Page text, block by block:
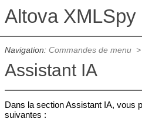
Navigation: Commandes de menu >
Assistant IA
Dans la section Assistant IA, vous
suivantes :